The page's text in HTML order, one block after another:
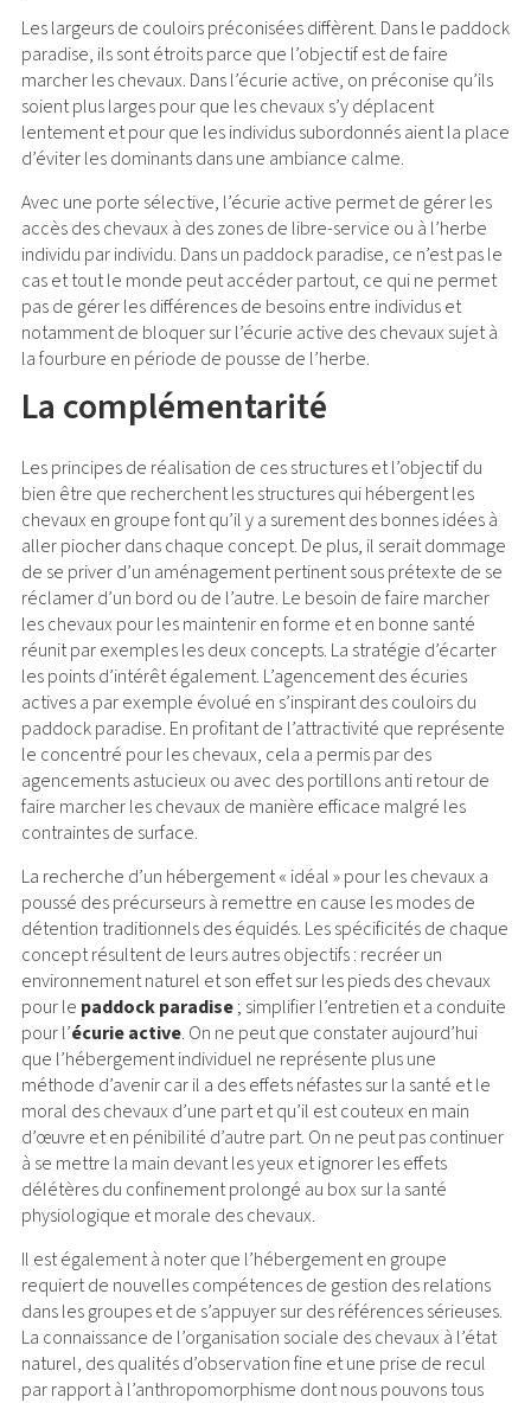
Les largeurs de couloirs préconisées diffèrent. Dans le paddock
paradise, ils sont étroits parce que l’objectif est de faire
marcher les chevaux. Dans l’écurie active, on préconise qu’ils
soient plus larges pour que les chevaux s’y déplacent
lentement et pour que les individus subordonnés aient la place
d’éviter les dominants dans une ambiance calme.
Avec une porte sélective, l’écurie active permet de gérer les
accès des chevaux à des zones de libre-service ou à l’herbe
individu par individu. Dans un paddock paradise, ce n’est pas le
cas et tout le monde peut accéder partout, ce qui ne permet
pas de gérer les différences de besoins entre individus et
notamment de bloquer sur l’écurie active des chevaux sujet à
la fourbure en période de pousse de l’herbe.
La complémentarité
Les principes de réalisation de ces structures et l’objectif du
bien être que recherchent les structures qui hébergent les
chevaux en groupe font qu’il y a surement des bonnes idées à
aller piocher dans chaque concept. De plus, il serait dommage
de se priver d’un aménagement pertinent sous prétexte de se
réclamer d’un bord ou de l’autre. Le besoin de faire marcher
les chevaux pour les maintenir en forme et en bonne santé
réunit par exemples les deux concepts. La stratégie d’écarter
les points d’intérêt également. L’agencement des écuries
actives a par exemple évolué en s’inspirant des couloirs du
paddock paradise. En profitant de l’attractivité que représente
le concentré pour les chevaux, cela a permis par des
agencements astucieux ou avec des portillons anti retour de
faire marcher les chevaux de manière efficace malgré les
contraintes de surface.
La recherche d’un hébergement « idéal » pour les chevaux a
poussé des précurseurs à remettre en cause les modes de
détention traditionnels des équidés. Les spécificités de chaque
concept résultent de leurs autres objectifs : recréer un
environnement naturel et son effet sur les pieds des chevaux
pour le paddock paradise; simplifier l’entretien et a conduite
pour l’écurie active. On ne peut que constater aujourd’hui
que l’hébergement individuel ne représente plus une
méthode d’avenir car il a des effets néfastes sur la santé et le
moral des chevaux d’une part et qu’il est couteux en main
d’œuvre et en pénibilité d’autre part. On ne peut pas continuer
à se mettre la main devant les yeux et ignorer les effets
délétères du confinement prolongé au box sur la santé
physiologique et morale des chevaux.
Il est également à noter que l’hébergement en groupe
requiert de nouvelles compétences de gestion des relations
dans les groupes et de s’appuyer sur des références sérieuses.
La connaissance de l’organisation sociale des chevaux à l’état
naturel, des qualités d’observation fine et une prise de recul
par rapport à l’anthropomorphisme dont nous pouvons tous